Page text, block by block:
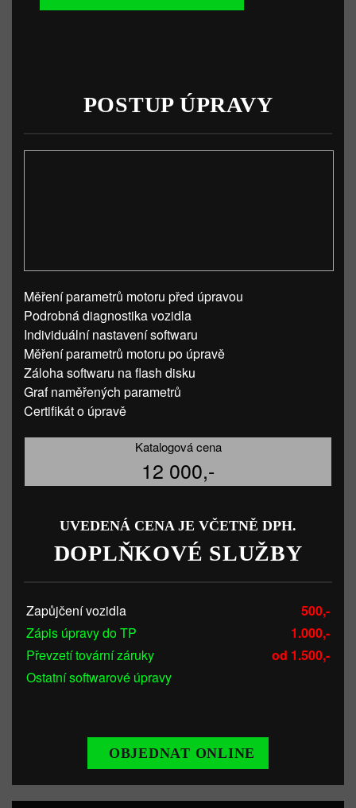
POSTUP ÚPRAVY
Měření parametrů motoru před úpravou
Podrobná diagnostika vozidla
Individuální nastavení softwaru
Měření parametrů motoru po úpravě
Záloha softwaru na flash disku
Graf naměřených parametrů
Certifikát o úpravě
Katalogová cena
12 000,-
UVEDENÁ CENA JE VČETNĚ DPH.
DOPLŇKOVÉ SLUŽBY
Zapůjčení vozidla
500,-
Zápis úpravy do TP
1.000,-
Převzetí tovární záruky
od 1.500,-
Ostatní softwarové úpravy
OBJEDNAT ONLINE